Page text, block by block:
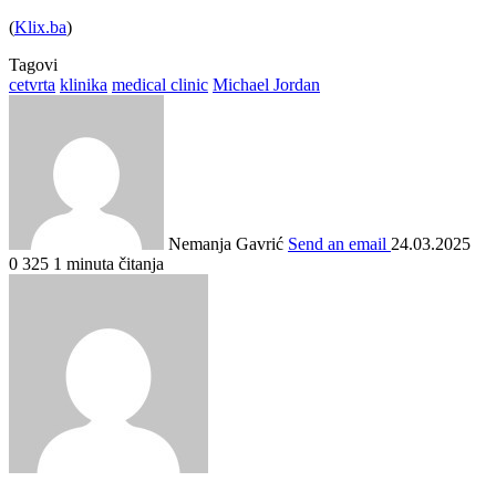
(Klix.ba)
Tagovi
cetvrta klinika medical clinic Michael Jordan
Nemanja Gavrić Send an email 24.03.2025
0 325 1 minuta čitanja